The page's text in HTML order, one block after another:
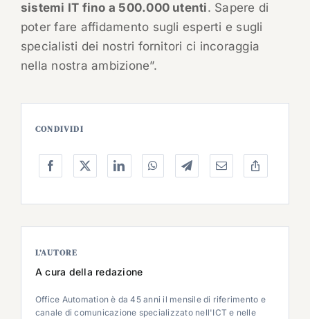
sistemi IT fino a 500.000 utenti. Sapere di
poter fare affidamento sugli esperti e sugli
specialisti dei nostri fornitori ci incoraggia
nella nostra ambizione”.
CONDIVIDI
L’AUTORE
A cura della redazione
Office Automation è da 45 anni il mensile di riferimento e
canale di comunicazione specializzato nell'ICT e nelle